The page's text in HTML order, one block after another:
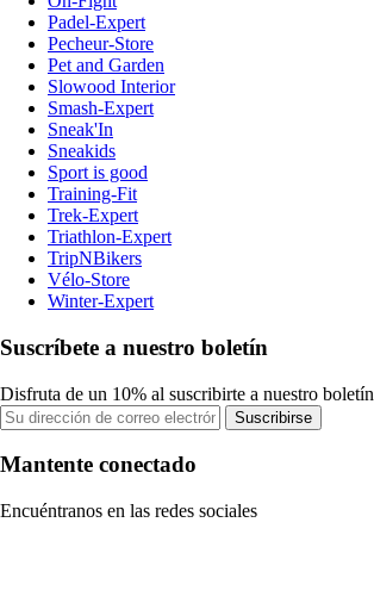
Padel-Expert
Pecheur-Store
Pet and Garden
Slowood Interior
Smash-Expert
Sneak'In
Sneakids
Sport is good
Training-Fit
Trek-Expert
Triathlon-Expert
TripNBikers
Vélo-Store
Winter-Expert
Suscríbete a nuestro boletín
Disfruta de un 10% al suscribirte a nuestro boletín
Suscribirse
Mantente conectado
Encuéntranos en las redes sociales